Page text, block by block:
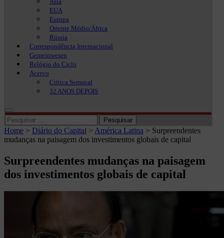
EUA
Europa
Oriente Médio/África
Rússia
Correspondência Internacional
Gemeinwesen
Relógio do Ciclo
Acervo
Crítica Semanal
32 ANOS DEPOIS
Pesquisar
por:
Home > Diário do Capital > América Latina > Surpreendentes
mudanças na paisagem dos investimentos globais de capital
Surpreendentes mudanças na paisagem
dos investimentos globais de capital